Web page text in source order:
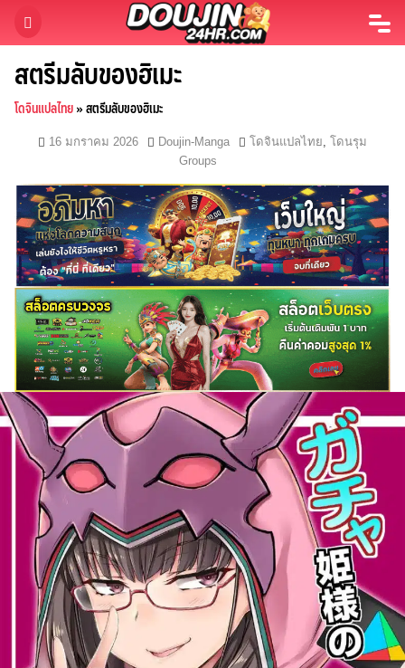
สตรีมลับของฮิเมะ
โดจินแปลไทย»สตรีมลับของฮิเมะ
16 มกราคม 2026 Doujin-Manga โดจินแปลไทย, โดนรุม
Groups